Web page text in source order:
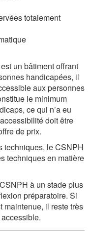
totalement
un bâtiment offrant
handicapées, il
aux personnes
le minimum
ce qui n’a eu
doit être
de prix.
techniques, le CSNPH
techniques en matière
à un stade plus
préparatoire. Si
maintenue, il reste très